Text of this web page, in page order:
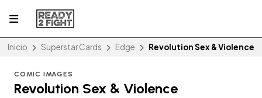
Inicio Superstar Cards Edge Revolution Sex & Violence
COMIC IMAGES
Revolution Sex & Violence